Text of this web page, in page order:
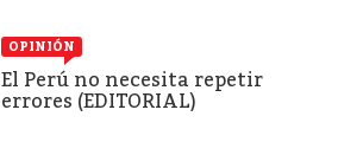
OPINIÓN
El Perú no necesita repetir
errores (EDITORIAL)